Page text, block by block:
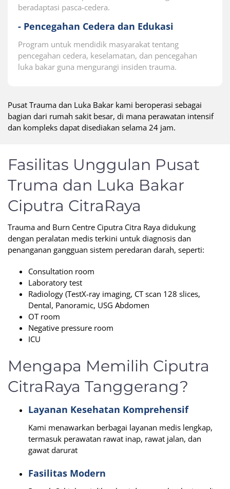
beradaptasi pasca-cedera.
- Pencegahan Cedera dan Edukasi
Program untuk mendidik masyarakat tentang
pencegahan cedera, keselamatan, dan pencegahan
luka bakar guna mengurangi insiden trauma.
Pusat Trauma dan Luka Bakar kami beroperasi sebagai
bagian dari rumah sakit besar, di mana perawatan intensif
dan kompleks dapat disediakan selama 24 jam.
Fasilitas Unggulan Pusat
Truma dan Luka Bakar
Ciputra CitraRaya
Trauma and Burn Centre Ciputra Citra Raya didukung
dengan peralatan medis terkini untuk diagnosis dan
penanganan gangguan sistem peredaran darah, seperti:
Consultation room
Laboratory test
Radiology (TestX-ray imaging, CT scan 128 slices,
Dental, Panoramic, USG Abdomen
OT room
Negative pressure room
ICU
Mengapa Memilih Ciputra
CitraRaya Tanggerang?
Layanan Kesehatan Komprehensif
Kami menawarkan berbagai layanan medis lengkap,
termasuk perawatan rawat inap, rawat jalan, dan
gawat darurat
Fasilitas Modern